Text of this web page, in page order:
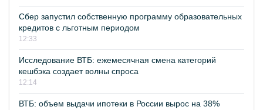
Сбер запустил собственную программу образовательных
кредитов с льготным периодом
12:33
Исследование ВТБ: ежемесячная смена категорий
кешбэка создает волны спроса
12:14
ВТБ: объем выдачи ипотеки в России вырос на 38%